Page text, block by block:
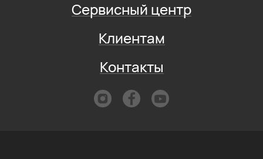
Сервисный центр
Клиентам
Контакты